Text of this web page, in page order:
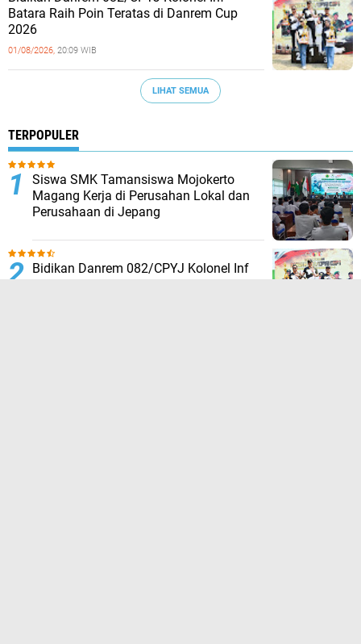
Batara Raih Poin Teratas di Danrem Cup
2026
01/08/2026, 20:09 WIB
LIHAT SEMUA
TERPOPULER
Siswa SMK Tamansiswa Mojokerto
Magang Kerja di Perusahan Lokal dan
Perusahaan di Jepang
Bidikan Danrem 082/CPYJ Kolonel Inf